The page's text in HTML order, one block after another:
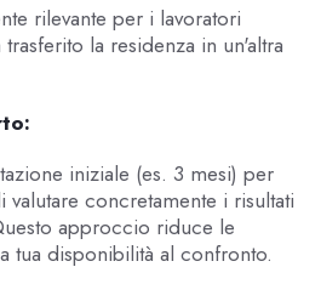
rilevante per i lavoratori
la residenza in un'altra
iniziale (es. 3 mesi) per
concretamente i risultati
approccio riduce le
tua disponibilità al confronto.